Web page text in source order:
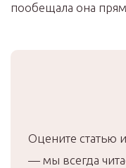
пообещала она
Оцените статью
— мы всегда